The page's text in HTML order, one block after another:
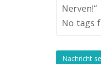
Nerven!“
No tags
Nachricht